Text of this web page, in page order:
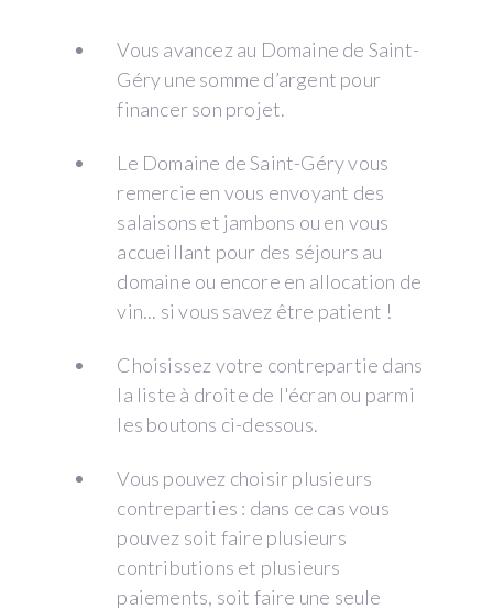
Vous avancez au Domaine de Saint-
Géry une somme d’argent pour
financer son projet.
Le Domaine de Saint-Géry vous
remercie en vous envoyant des
salaisons et jambons ou en vous
accueillant pour des séjours au
domaine ou encore en allocation de
vin... si vous savez être patient !
Choisissez votre contrepartie dans
la liste à droite de l'écran ou parmi
les boutons ci-dessous.
Vous pouvez choisir plusieurs
contreparties : dans ce cas vous
pouvez soit faire plusieurs
contributions et plusieurs
paiements, soit faire une seule